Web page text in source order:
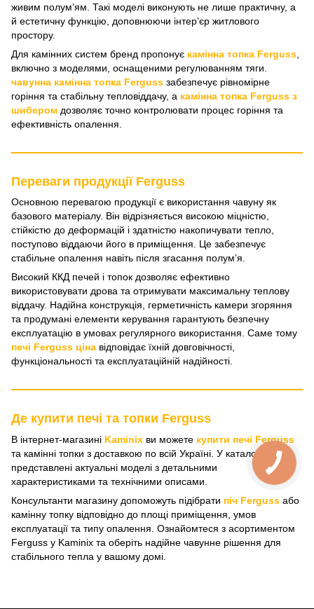
живим полумʼям. Такі моделі виконують не лише практичну, а
й естетичну функцію, доповнюючи інтерʼєр житлового
простору.
Для камінних систем бренд пропонує камінна топка Ferguss
включно з моделями, оснащеними регулюванням тяги.
чавунна камінна топка Ferguss забезпечує рівномірне
горіння та стабільну тепловіддачу, а камінна топка Ferguss з
шибером дозволяє точно контролювати процес горіння та
ефективність опалення.
Переваги продукції Ferguss
Основною перевагою продукції є використання чавуну як
базового матеріалу. Він відрізняється високою міцністю,
стійкістю до деформацій і здатністю накопичувати тепло,
поступово віддаючи його в приміщення. Це забезпечує
стабільне опалення навіть після згасання полумʼя.
Високий ККД печей і топок дозволяє ефективно
використовувати дрова та отримувати максимальну теплову
віддачу. Надійна конструкція, герметичність камери згоряння
та продумані елементи керування гарантують безпечну
експлуатацію в умовах регулярного використання. Саме тому
печі Ferguss ціна відповідає їхній довговічності,
функціональності та експлуатаційній надійності.
Де купити печі та топки Ferguss
В інтернет-магазині Kaminix ви можете купити печі Ferguss
та камінні топки з доставкою по всій Україні. У каталозі
представлені актуальні моделі з детальними
характеристиками та технічними описами.
Консультанти магазину допоможуть підібрати піч Ferguss або
камінну топку відповідно до площі приміщення, умов
експлуатації та типу опалення. Ознайомтеся з асортиментом
Ferguss у Kaminix та оберіть надійне чавунне рішення для
стабільного тепла у вашому домі.